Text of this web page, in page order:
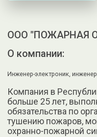
ООО "ПОЖАРНАЯ
О компании:
Инженер-электроник,
Компания в
больше 25 лет,
обязательства по
тушению пожаров,
охранно-пожарной